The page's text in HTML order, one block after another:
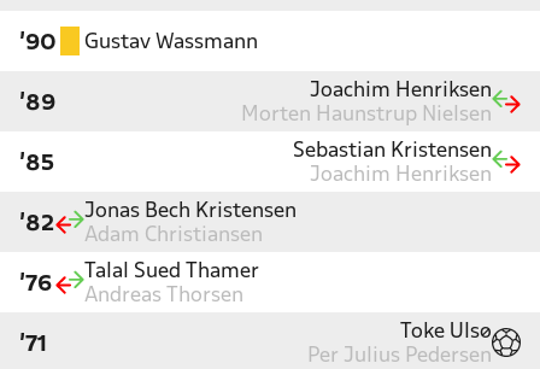
'90 Gustav Wassmann
'89
Joachim Henriksen
Morten Haunstrup Nielsen
'85
Sebastian Kristensen
Joachim Henriksen
'82
Jonas Bech Kristensen
Adam Christiansen
'76
Talal Sued Thamer
Andreas Thorsen
'71
Toke Ulsø
Per Julius Pedersen